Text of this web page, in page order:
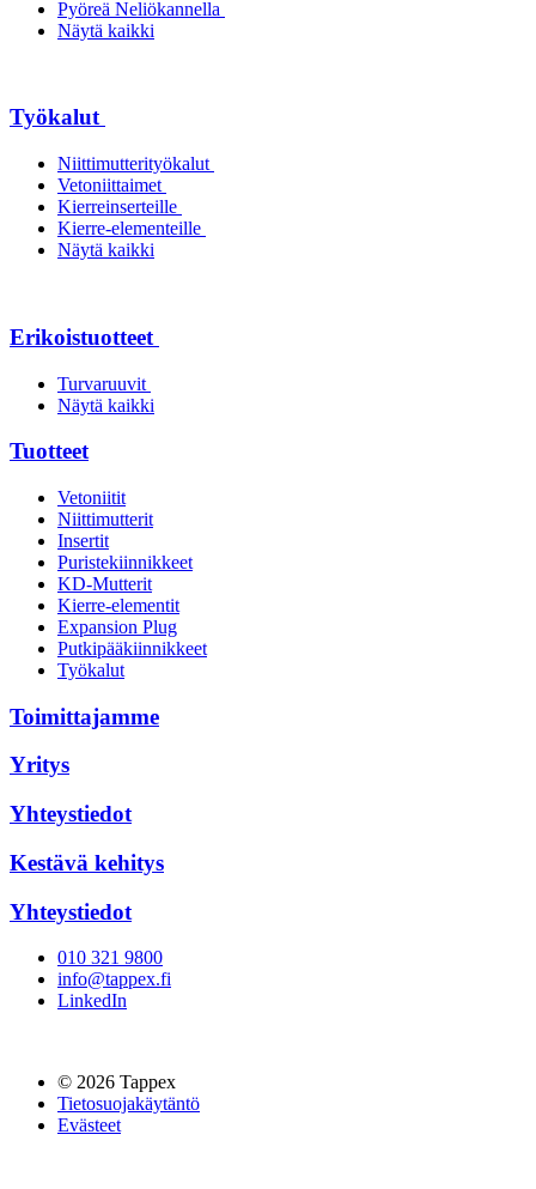
Pyöreä Neliökannella
Näytä kaikki
Työkalut
Niittimutterityökalut
Vetoniittaimet
Kierreinserteille
Kierre-elementeille
Näytä kaikki
Erikoistuotteet
Turvaruuvit
Näytä kaikki
Tuotteet
Vetoniitit
Niittimutterit
Insertit
Puristekiinnikkeet
KD-Mutterit
Kierre-elementit
Expansion Plug
Putkipääkiinnikkeet
Työkalut
Toimittajamme
Yritys
Yhteystiedot
Kestävä kehitys
Yhteystiedot
010 321 9800
info@tappex.fi
LinkedIn
© 2026 Tappex
Tietosuojakäytäntö
Evästeet